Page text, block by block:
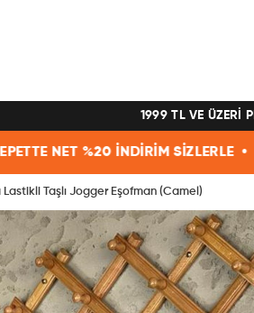
1999 TL VE ÜZERİ
İNDİRİM SİZLERLE •
Lastikli Taşlı Jogger Eşofman (Camel)